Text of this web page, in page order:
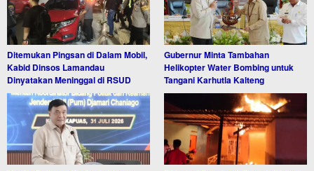
Ditemukan Pingsan di Dalam Mobil,
Kabid Dinsos Lamandau
Dinyatakan Meninggal di RSUD
Gubernur Minta Tambahan
Helikopter Water Bombing untuk
Tangani Karhutla Kalteng